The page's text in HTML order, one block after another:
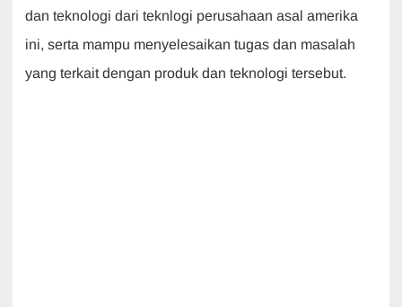
dan teknologi dari teknlogi perusahaan asal amerika
ini, serta mampu menyelesaikan tugas dan masalah
yang terkait dengan produk dan teknologi tersebut.